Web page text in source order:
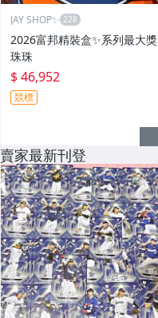
JAY SHOP✨
2026富邦精裝盒✨系列最大獎
珠珠
$ 46,952
競標
賣家最新刊登